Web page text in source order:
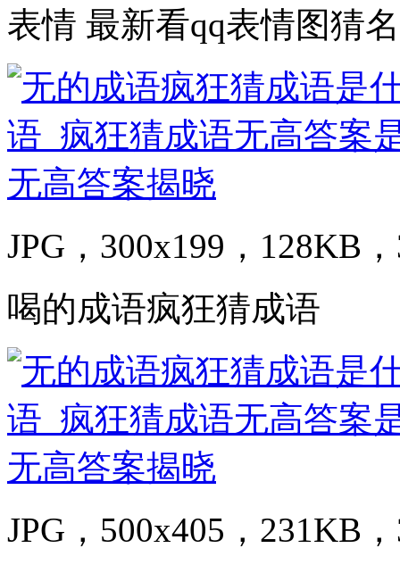
表情 最新看qq表情图猜
JPG，300x199，128KB
喝的成语疯狂猜成语
JPG，500x405，231KB